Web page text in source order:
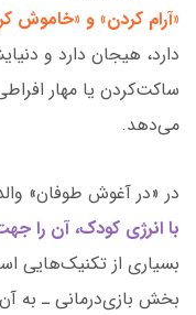
«آرام کردن» و «خاموش
دارد، هیجان دارد و
ساکت‌کردن یا مهار
می‌دهد.
در «در آغوش طوفان»
با انرژی کودک، آن را
بسیاری از تکنیک‌هایی
بخش بازی‌درمانی ـ به